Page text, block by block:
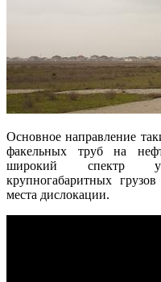
Основное направление
факельных труб на
широкий спектр
крупногабаритных
места дислокации.